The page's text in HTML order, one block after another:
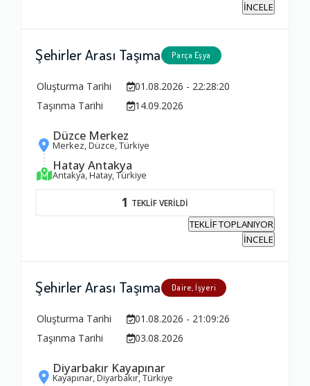
İNCELE
Şehirler Arası Taşıma Parça Eşya
Oluşturma Tarihi
01.08.2026 - 22:28:20
Taşınma Tarihi
14.09.2026
Düzce Merkez
Merkez, Düzce, Türkiye
Hatay Antakya
Antakya, Hatay, Türkiye
1 TEKLİF VERİLDİ
TEKLİF TOPLANIYOR
İNCELE
Şehirler Arası Taşıma Daire, İşyeri
Oluşturma Tarihi
01.08.2026 - 21:09:26
Taşınma Tarihi
03.08.2026
Diyarbakır Kayapınar
Kayapınar, Diyarbakır, Türkiye
Firma ile İletişim